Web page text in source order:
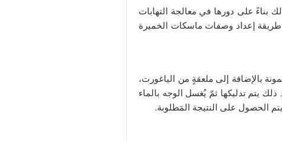
بناءً على دورها في معالجة التهابات
إعداد وصفات ماسكات الخميرة
بالإضافة إلى ملعقةٍ من الياغورت،
يتم تدليكها ثمّ يُغسل الوجه بالماء
الحصول على النتيجة المَطلوبة.